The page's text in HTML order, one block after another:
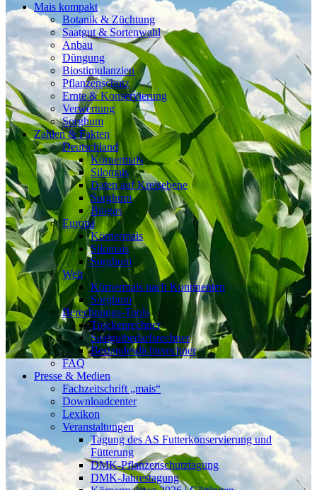
Mais kompakt
Botanik & Züchtung
Saatgut & Sortenwahl
Anbau
Düngung
Biostimulanzien
Pflanzenschutz
Ernte & Konservierung
Verwertung
Sorghum
Zahlen & Fakten
Deutschland
Körnermais
Silomais
Daten auf Kreisebene
Sorghum
Biogas
Europa
Körnermais
Silomais
Sorghum
Welt
Körnermais nach Kontinenten
Sorghum
Berechnungs-Tools
Trockenrechner
Saatgutbedarfsrechner
Bestandesdichterechner
FAQ
Presse & Medien
Fachzeitschrift „mais“
Downloadcenter
Lexikon
Veranstaltungen
Tagung des AS Futterkonservierung und
Fütterung
DMK-Pflanzenschutztagung
DMK-Jahrestagung